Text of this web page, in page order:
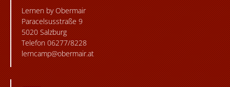
Lernen by Obermair
Paracelsusstraße 9
5020 Salzburg
Telefon 06277/8228
lerncamp@obermair.at